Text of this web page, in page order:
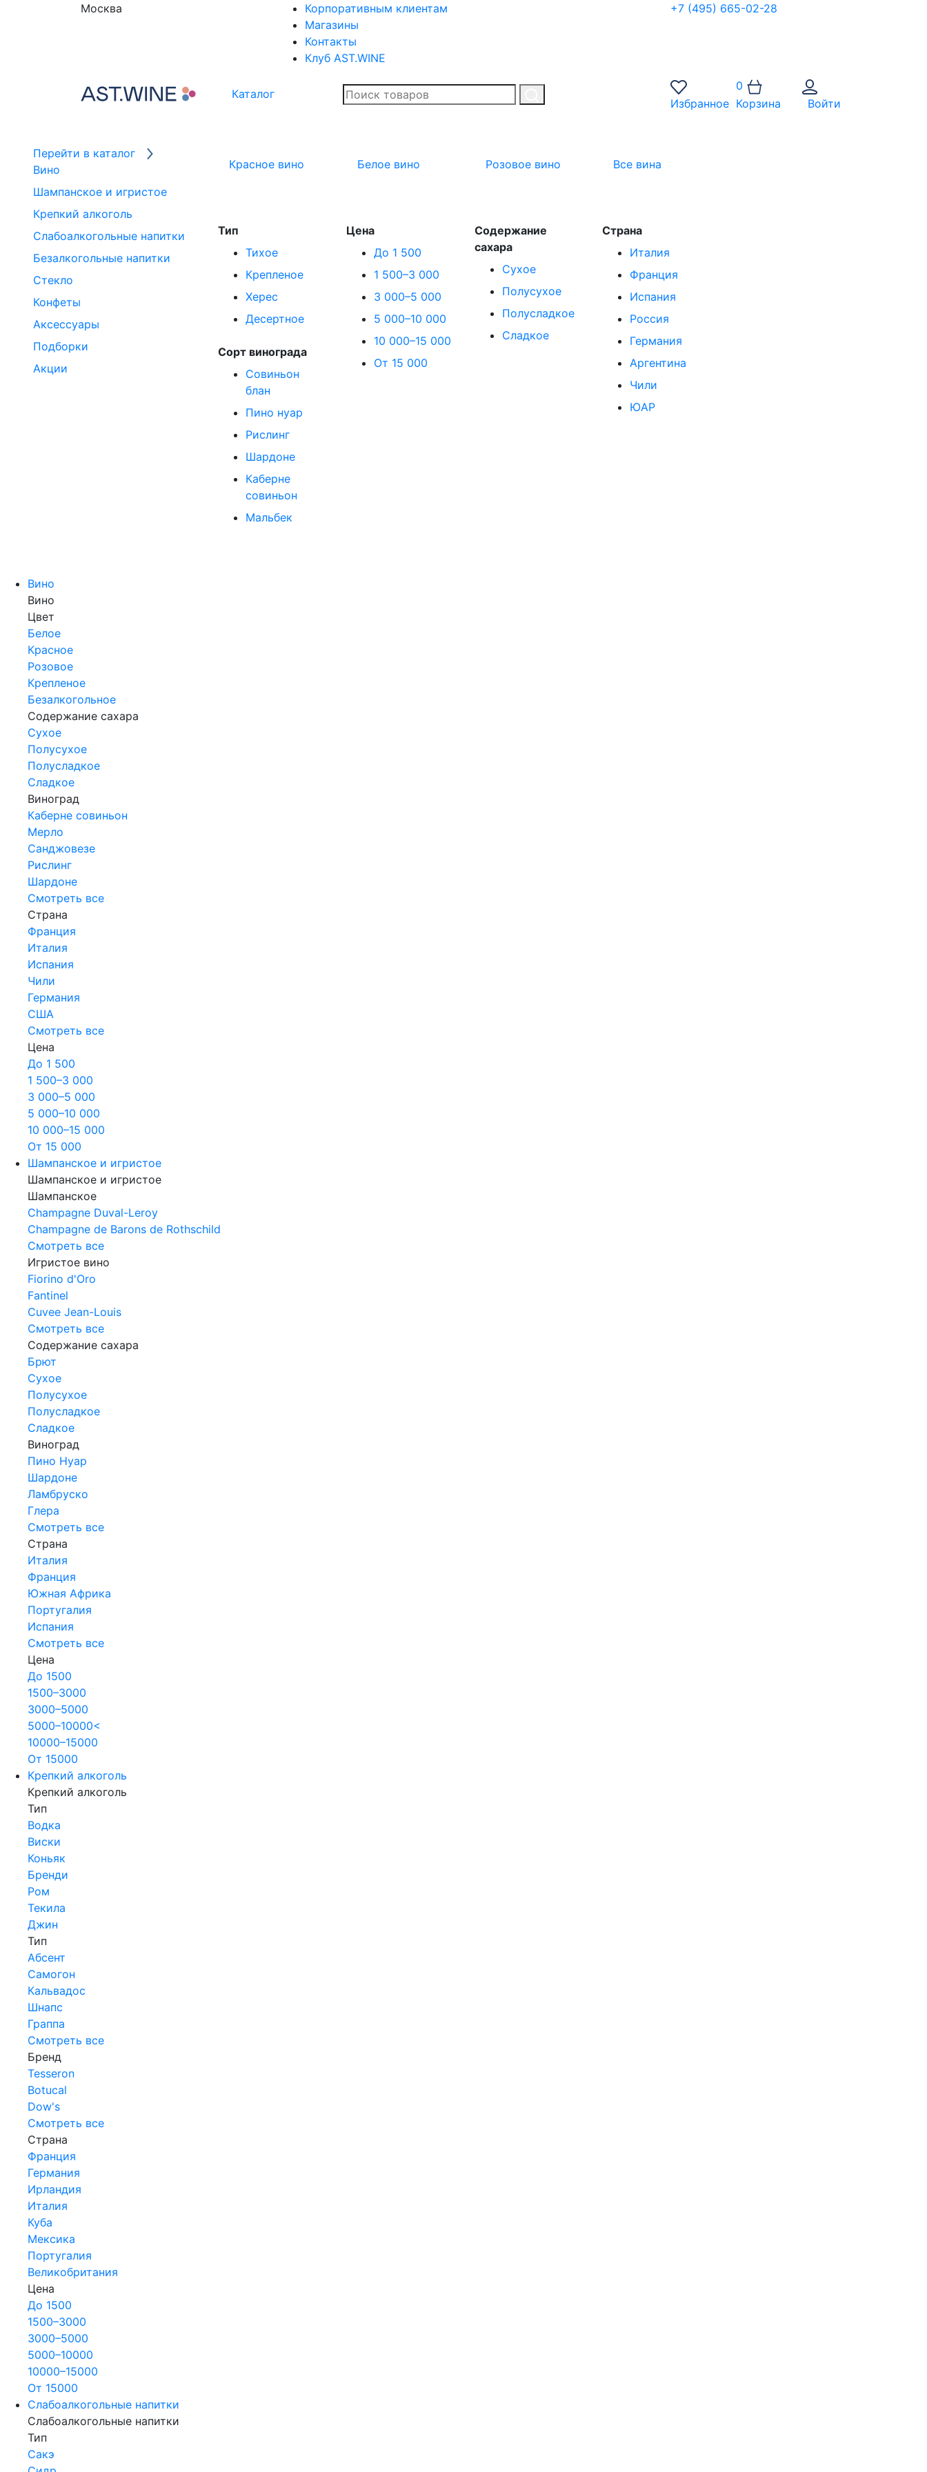
Москва
Корпоративным клиентам
Магазины
Контакты
Клуб AST.WINE
+7 (495) 665-02-28
Каталог
Избранное
0
Корзина
Войти
Перейти в каталог
Вино
Шампанское и игристое
Крепкий алкоголь
Слабоалкогольные напитки
Безалкогольные напитки
Стекло
Конфеты
Аксессуары
Подборки
Акции
Красное вино Белое вино Розовое вино Все вина
Тип
Тихое
Крепленое
Херес
Десертное
Сорт винограда
Совиньон
блан
Пино нуар
Рислинг
Шардоне
Каберне
совиньон
Мальбек
Цена
До 1 500
1 500–3 000
3 000–5 000
5 000–10 000
10 000–15 000
От 15 000
Содержание
сахара
Сухое
Полусухое
Полусладкое
Сладкое
Страна
Италия
Франция
Испания
Россия
Германия
Аргентина
Чили
ЮАР
Вино
Вино
Цвет
Белое
Красное
Розовое
Крепленое
Безалкогольное
Содержание сахара
Сухое
Полусухое
Полусладкое
Сладкое
Виноград
Каберне совиньон
Мерло
Санджовезе
Рислинг
Шардоне
Смотреть все
Страна
Франция
Италия
Испания
Чили
Германия
США
Смотреть все
Цена
До 1 500
1 500–3 000
3 000–5 000
5 000–10 000
10 000–15 000
От 15 000
Шампанское и игристое
Шампанское и игристое
Шампанское
Champagne Duval-Leroy
Champagne de Barons de Rothschild
Смотреть все
Игристое вино
Fiorino d'Oro
Fantinel
Cuvee Jean-Louis
Смотреть все
Содержание сахара
Брют
Сухое
Полусухое
Полусладкое
Сладкое
Виноград
Пино Нуар
Шардоне
Ламбруско
Глера
Смотреть все
Страна
Италия
Франция
Южная Африка
Португалия
Испания
Смотреть все
Цена
До 1500
1500–3000
3000–5000
5000–10000<
10000–15000
От 15000
Крепкий алкоголь
Крепкий алкоголь
Тип
Водка
Виски
Коньяк
Бренди
Ром
Текила
Джин
Тип
Абсент
Самогон
Кальвадос
Шнапс
Граппа
Смотреть все
Бренд
Tesseron
Botucal
Dow's
Смотреть все
Страна
Франция
Германия
Ирландия
Италия
Куба
Мексика
Португалия
Великобритания
Цена
До 1500
1500–3000
3000–5000
5000–10000
10000–15000
От 15000
Слабоалкогольные напитки
Слабоалкогольные напитки
Тип
Сакэ